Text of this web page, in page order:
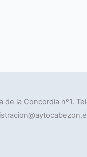
la Concordia nº1.